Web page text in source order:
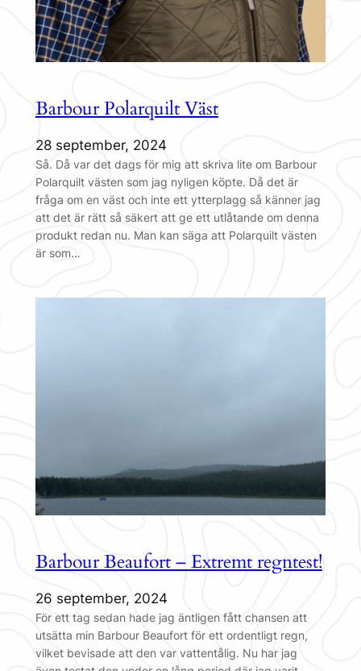
Barbour Polarquilt Väst
28 september, 2024
Så. Då var det dags för mig att skriva lite om Barbour
Polarquilt västen som jag nyligen köpte. Då det är
fråga om en väst och inte ett ytterplagg så känner jag
att det är rätt så säkert att ge ett utlåtande om denna
produkt redan nu. Man kan säga att Polarquilt västen
är som…
Barbour Beaufort – Extremt regntest!
26 september, 2024
För ett tag sedan hade jag äntligen fått chansen att
utsätta min Barbour Beaufort för ett ordentligt regn,
vilket bevisade att den var vattentålig. Nu har jag